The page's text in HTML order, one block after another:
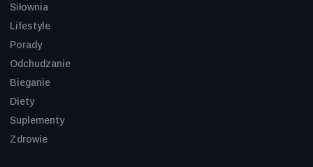
Siłownia
Lifestyle
Porady
Odchudzanie
Bieganie
Diety
Suplementy
Zdrowie